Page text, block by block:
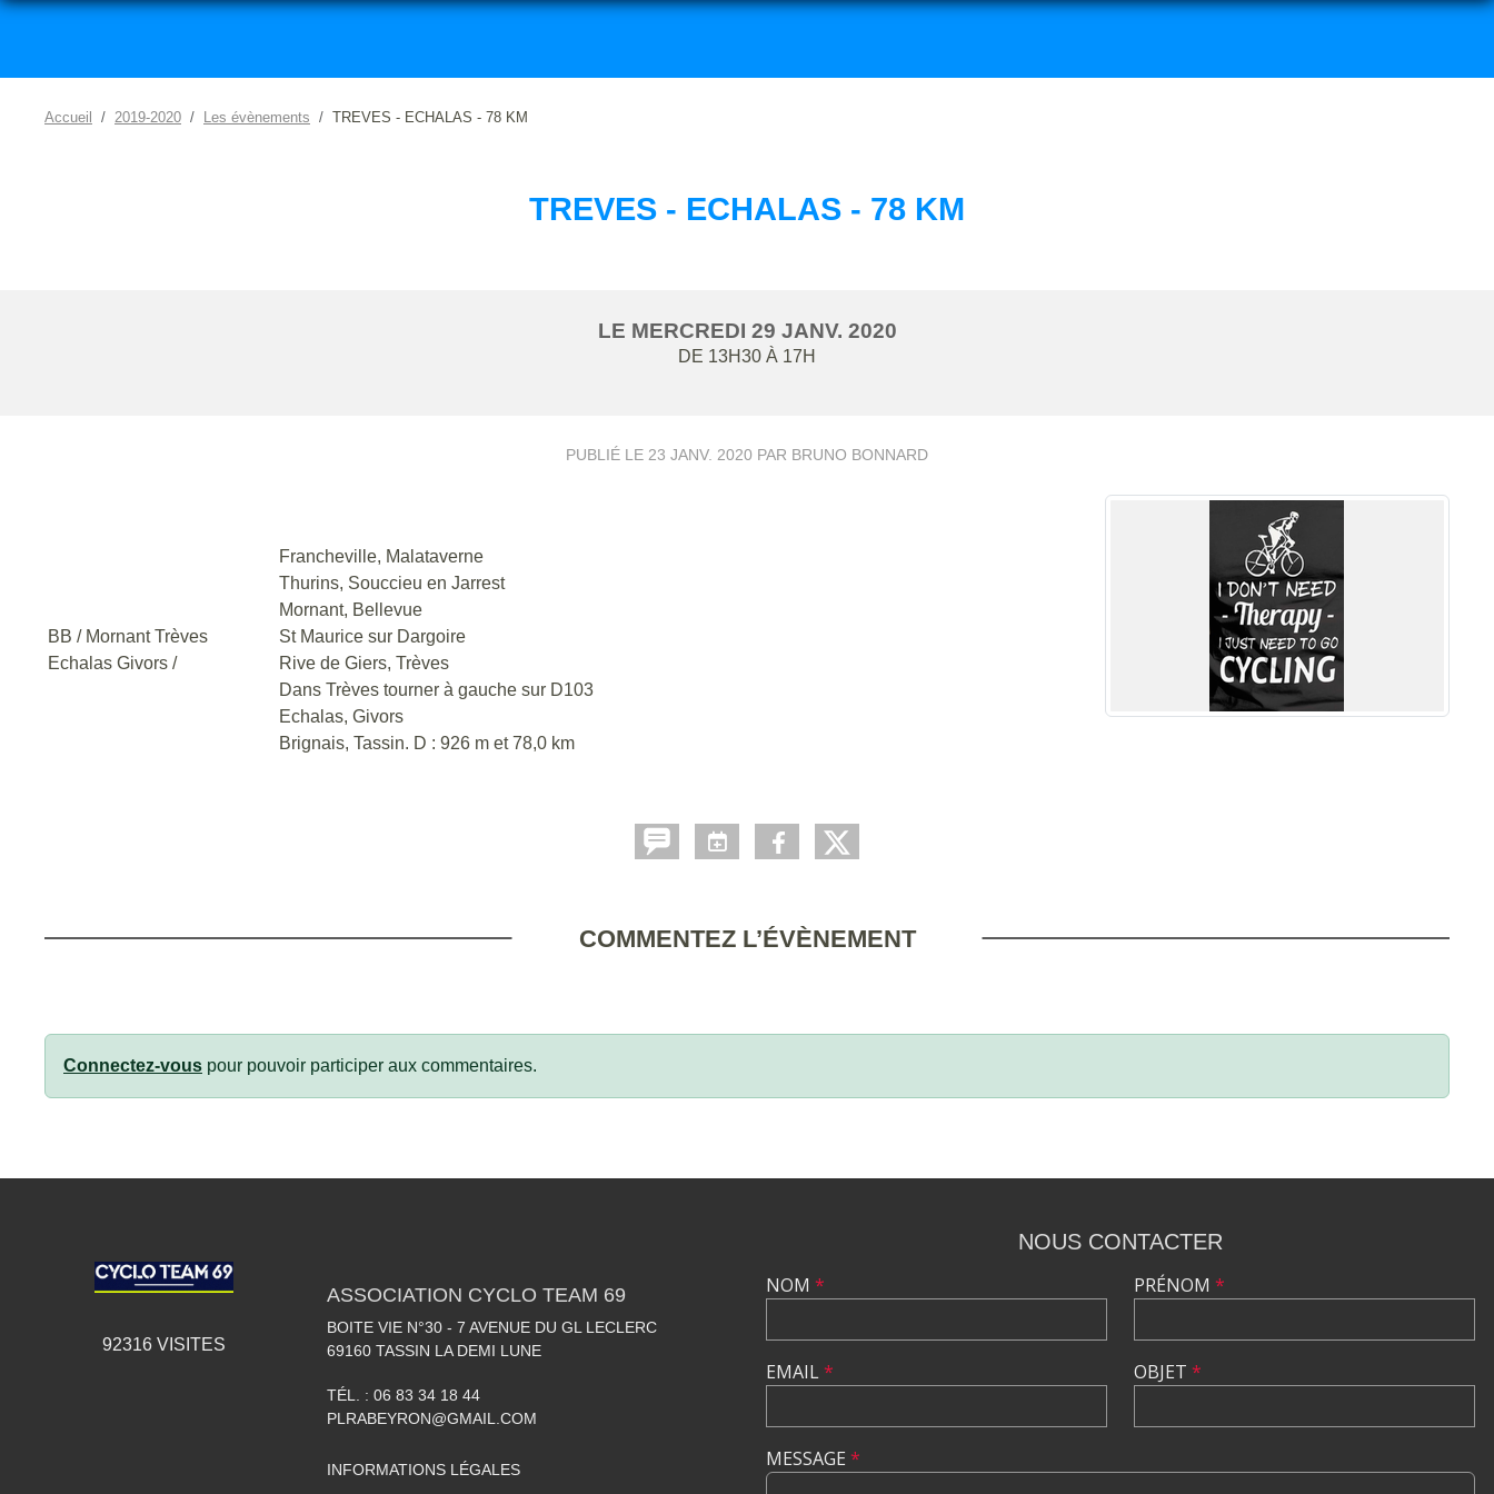
Accueil 2019-2020 Les évènements TREVES - ECHALAS - 78 KM
TREVES - ECHALAS - 78 KM
LE MERCREDI 29 JANV. 2020
DE 13H30 À 17H
PUBLIÉ LE 23 JANV. 2020 PAR BRUNO BONNARD
BB / Mornant Trèves
Echalas Givors /
Francheville, Malataverne
Thurins, Souccieu en Jarrest
Mornant, Bellevue
St Maurice sur Dargoire
Rive de Giers, Trèves
Dans Trèves tourner à gauche sur D103
Echalas, Givors
Brignais, Tassin. D : 926 m et 78,0 km
COMMENTEZ L’ÉVÈNEMENT
Connectez-vous pour pouvoir participer aux commentaires.
92316VISITES
ASSOCIATION CYCLO TEAM 69
BOITE VIE N°30 - 7 AVENUE DU GL LECLERC
69160 TASSIN LA DEMI LUNE
TÉL. : 06 83 34 18 44
PLRABEYRON@GMAIL.COM
INFORMATIONS LÉGALES
NOUS CONTACTER
NOM *
EMAIL*
PRÉNOM *
OBJET *
MESSAGE *